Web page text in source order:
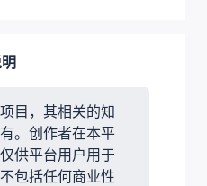
目，其相关的知
。创作者在本平
供平台用户用于
包括任何商业性